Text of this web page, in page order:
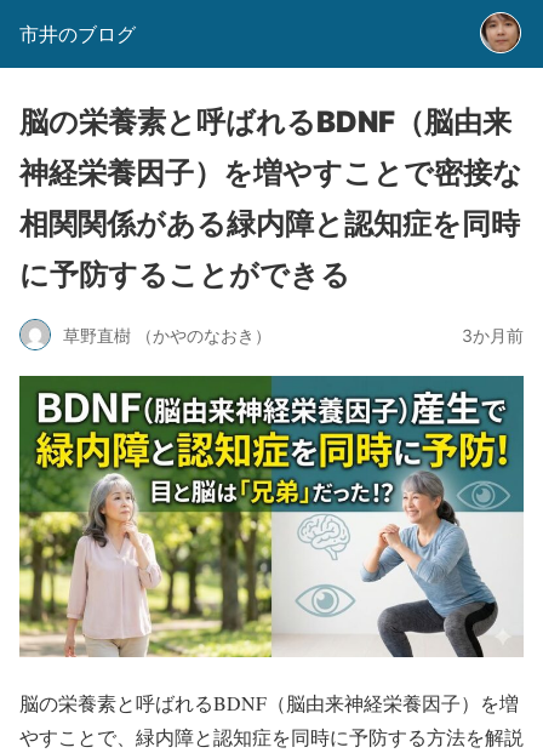
市井のブログ
脳の栄養素と呼ばれるBDNF（脳由来
神経栄養因子）を増やすことで密接な
相関関係がある緑内障と認知症を同時
に予防することができる
草野直樹 （かやのなおき） 3か月前
脳の栄養素と呼ばれるBDNF（脳由来神経栄養因子）を増
やすことで、緑内障と認知症を同時に予防する方法を解説